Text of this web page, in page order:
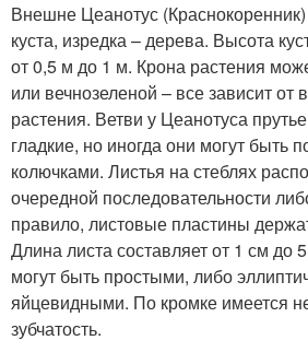
Внешне Цеанотус
куста, изредка – дерева. Высота
от 0,5 м до 1 м. Крона растения
или вечнозеленой – все зависит от
растения. Ветви у Цеанотуса
гладкие, но иногда они могут быть
колючками. Листья на стеблях
очередной последовательности
правило, листовые пластины
Длина листа составляет от 1 см
могут быть простыми, либо
яйцевидными. По кромке имеется
зубчатость.